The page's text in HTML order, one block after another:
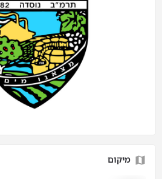
מיקום